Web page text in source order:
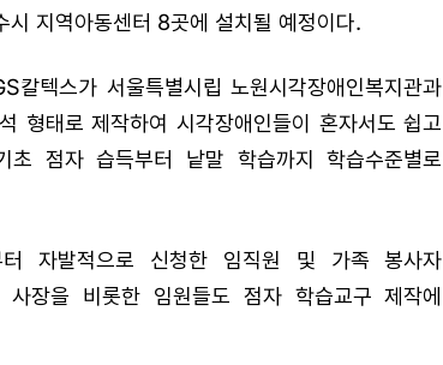
지역아동센터 8곳에 설치될 예정이다.
텍스가 서울특별시립 노원시각장애인복지관과
형태로 제작하여 시각장애인들이 혼자서도 쉽고
점자 습득부터 낱말 학습까지 학습수준별로
터 자발적으로 신청한 임직원 및 가족 봉사자
장을 비롯한 임원들도 점자 학습교구 제작에